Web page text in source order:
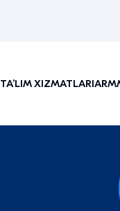
TAʼLIM XIZMATLARIARM